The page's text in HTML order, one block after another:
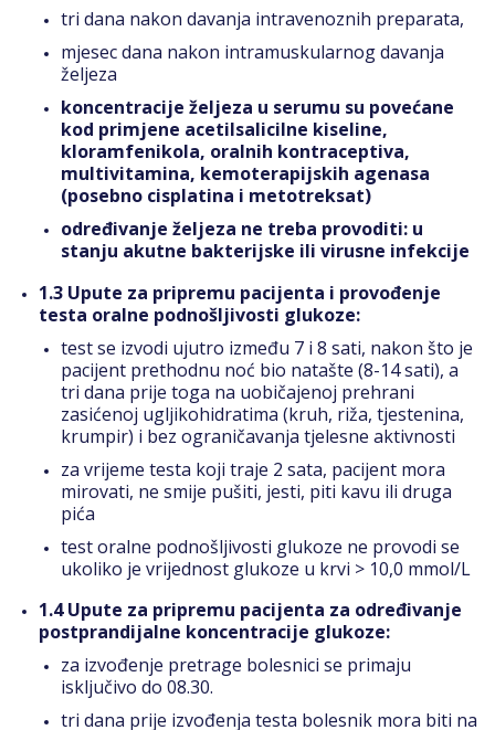
tri dana nakon davanja intravenoznih preparata,
mjesec dana nakon intramuskularnog davanja
željeza
koncentracije željeza u serumu su povećane
kod primjene acetilsalicilne kiseline,
kloramfenikola, oralnih kontraceptiva,
multivitamina, kemoterapijskih agenasa
(posebno cisplatina i metotreksat)
određivanje željeza ne treba provoditi: u
stanju akutne bakterijske ili virusne infekcije
1.3 Upute za pripremu pacijenta i provođenje
testa oralne podnošljivosti glukoze:
test se izvodi ujutro između 7 i 8 sati, nakon što je
pacijent prethodnu noć bio natašte (8-14 sati), a
tri dana prije toga na uobičajenoj prehrani
zasićenoj ugljikohidratima (kruh, riža, tjestenina,
krumpir) i bez ograničavanja tjelesne aktivnosti
za vrijeme testa koji traje 2 sata, pacijent mora
mirovati, ne smije pušiti, jesti, piti kavu ili druga
pića
test oralne podnošljivosti glukoze ne provodi se
ukoliko je vrijednost glukoze u krvi > 10,0 mmol/L
1.4 Upute za pripremu pacijenta za određivanje
postprandijalne koncentracije glukoze:
za izvođenje pretrage bolesnici se primaju
isključivo do 08.30.
tri dana prije izvođenja testa bolesnik mora biti na